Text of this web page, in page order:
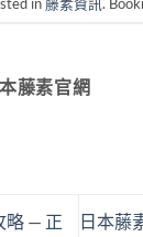
藤素官網
略 — 正
日本藤